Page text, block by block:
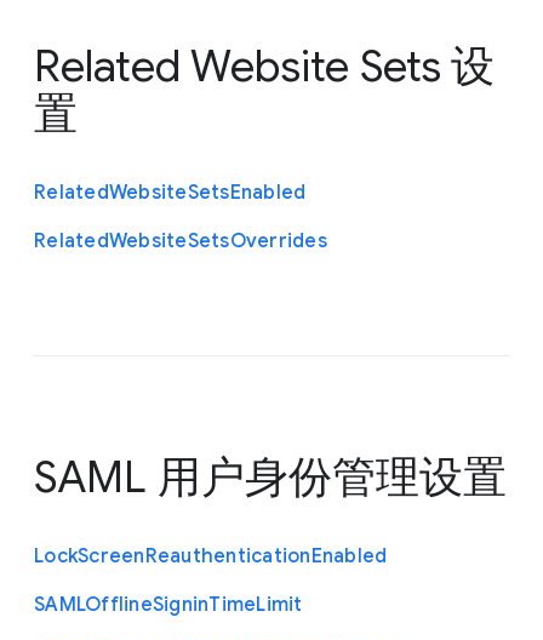
Related Website Sets 设
置
RelatedWebsiteSetsEnabled
RelatedWebsiteSetsOverrides
SAML 用户身份管理设置
LockScreenReauthenticationEnabled
SAMLOfflineSigninTimeLimit